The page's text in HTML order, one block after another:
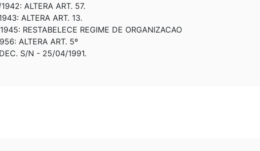
ALTERA ART. 57.
ALTERA ART. 13.
RESTABELECE REGIME DE ORGANIZACAO
ALTERA ART. 5º
S/N - 25/04/1991.